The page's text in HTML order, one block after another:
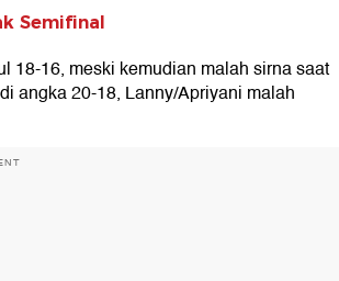
Semifinal
18-16, meski kemudian malah sirna saat
angka 20-18, Lanny/Apriyani malah